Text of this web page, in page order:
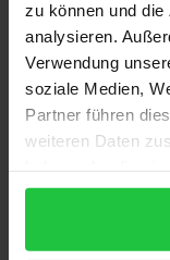
zu können und
analysieren.
Verwendung
soziale Medien,
Partner führen
weiteren Daten
gesammelt haben.
„The Multipolar
Verschiebungen
neuer und
wandelnden
analysiert nicht
tiefgehende